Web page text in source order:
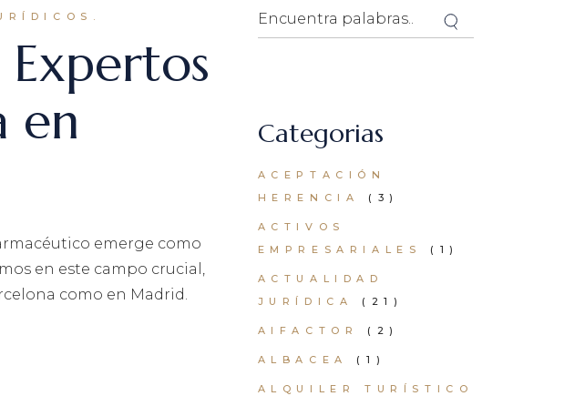
en
emerge como
en este campo crucial,
como en Madrid.
Search
Categorias
ACEPTACIÓN
HERENCIA
(3)
ACTIVOS
EMPRESARIALES
(1)
ACTUALIDAD
JURÍDICA
(21)
AIFACTOR (2)
ALBACEA (1)
ALQUILER TURÍSTICO